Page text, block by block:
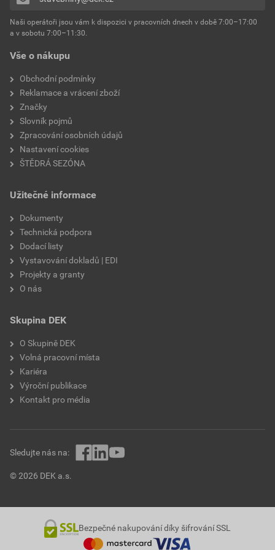
Přidávat hodnocení může pouze přihlášený uživatel.
Vše o nákupu
Obchodní podmínky
Reklamace a vrácení zboží
Značky
Slovník pojmů
Zpracování osobních údajů
Nastavení cookies
ŠTĚDRÁ SEZÓNA
Užitečné informace
Dokumenty
Technická podpora
Dodací listy
Vystavování dokladů | EDI
Projekty a granty
O nás
Skupina DEK
O Skupině DEK
Volná pracovní místa
Kariéra
Výroční publikace
Kontakt pro média
Naši operátoři jsou vám k dispozici v pracovních dnech v době 7:00–17:00
a v sobotu 7:00–11:30.
© 2026 DEK a.s.
Sledujte nás na:
Bezpečné nakupování díky šifrování SSL